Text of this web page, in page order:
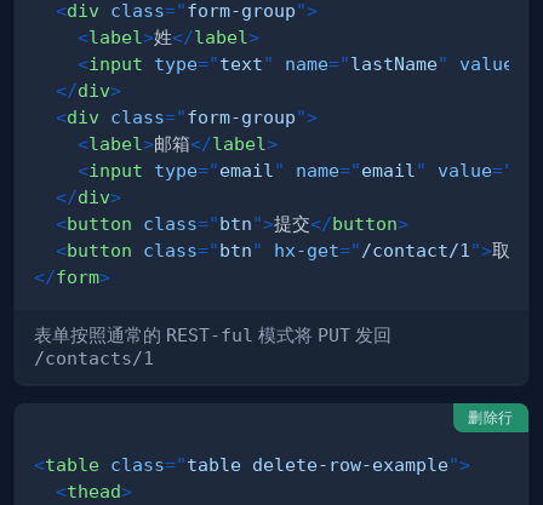
<div class="form-group">
<label>姓</label>
<input type="text" name="lastName" value
</div>
<div class="form-group">
<label>邮箱</label>
<input type="email " name="email " value="
</div>
<button class="btn">提交</button>
<button class="btn" hx-get=" /contact/1 ">取消
</form>
表单按照通常的 REST-ful 模式将 PUT 发回
/contacts/1
删除行
<table class="table delete-row-example">
<thead>